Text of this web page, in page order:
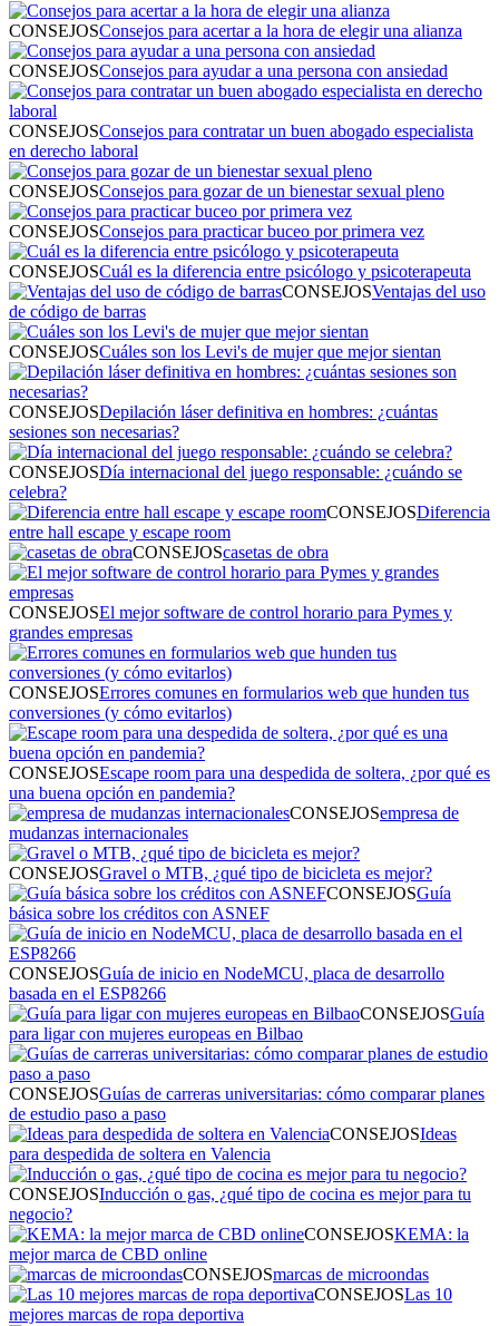
CONSEJOSConsejos para acertar a la hora de elegir una alianza
CONSEJOSConsejos para ayudar a una persona con ansiedad
CONSEJOSConsejos para contratar un buen abogado especialista
en derecho laboral
CONSEJOSConsejos para gozar de un bienestar sexual pleno
CONSEJOSConsejos para practicar buceo por primera vez
CONSEJOSCuál es la diferencia entre psicólogo y psicoterapeuta
CONSEJOSVentajas del uso
de código de barras
CONSEJOSCuáles son los Levi's de mujer que mejor sientan
CONSEJOSDepilación láser definitiva en hombres: ¿cuántas
sesiones son necesarias?
CONSEJOSDía internacional del juego responsable: ¿cuándo se
celebra?
CONSEJOSDiferencia
entre hall escape y escape room
CONSEJOScasetas de obra
CONSEJOSEl mejor software de control horario para Pymes y
grandes empresas
CONSEJOSErrores comunes en formularios web que hunden tus
conversiones (y cómo evitarlos)
CONSEJOSEscape room para una despedida de soltera, ¿por qué es
una buena opción en pandemia?
CONSEJOSempresa de
mudanzas internacionales
CONSEJOSGravel o MTB, ¿qué tipo de bicicleta es mejor?
CONSEJOSGuía
básica sobre los créditos con ASNEF
CONSEJOSGuía de inicio en NodeMCU, placa de desarrollo
basada en el ESP8266
CONSEJOSGuía
para ligar con mujeres europeas en Bilbao
CONSEJOSGuías de carreras universitarias: cómo comparar planes
de estudio paso a paso
CONSEJOSIdeas
para despedida de soltera en Valencia
CONSEJOSInducción o gas, ¿qué tipo de cocina es mejor para tu
negocio?
CONSEJOSKEMA: la
mejor marca de CBD online
CONSEJOSmarcas de microondas
CONSEJOSLas 10
mejores marcas de ropa deportiva